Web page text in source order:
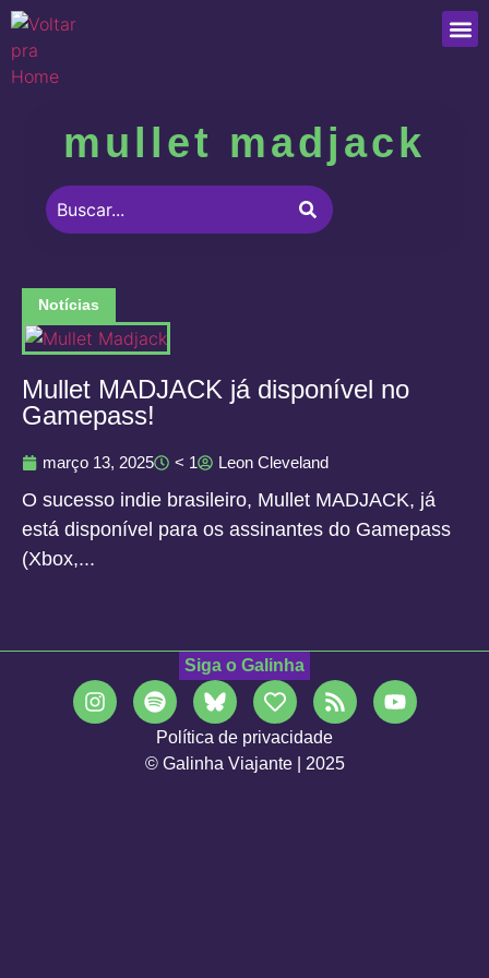
mullet madjack
Notícias
Mullet MADJACK já disponível no
Gamepass!
março 13, 2025 < 1 Leon Cleveland
O sucesso indie brasileiro, Mullet MADJACK, já
está disponível para os assinantes do Gamepass
(Xbox,...
Siga o Galinha
Política de privacidade
© Galinha Viajante | 2025